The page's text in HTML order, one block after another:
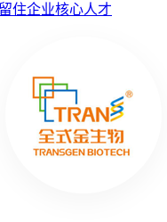
住企业核心人才